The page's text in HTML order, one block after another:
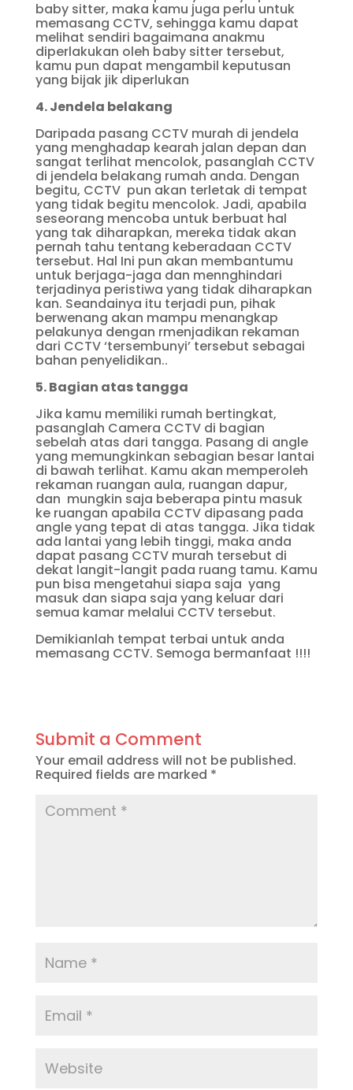
baby sitter, maka kamu juga perlu untuk
memasang CCTV, sehingga kamu dapat
melihat sendiri bagaimana anakmu
diperlakukan oleh baby sitter tersebut,
kamu pun dapat mengambil keputusan
yang bijak jik diperlukan
4. Jendela belakang
Daripada pasang CCTV murah di jendela
yang menghadap kearah jalan depan dan
sangat terlihat mencolok, pasanglah CCTV
di jendela belakang rumah anda. Dengan
begitu, CCTV pun akan terletak di tempat
yang tidak begitu mencolok. Jadi, apabila
seseorang mencoba untuk berbuat hal
yang tak diharapkan, mereka tidak akan
pernah tahu tentang keberadaan CCTV
tersebut. Hal Ini pun akan membantumu
untuk berjaga-jaga dan mennghindari
terjadinya peristiwa yang tidak diharapkan
kan. Seandainya itu terjadi pun, pihak
berwenang akan mampu menangkap
pelakunya dengan rmenjadikan rekaman
dari CCTV ‘tersembunyi’ tersebut sebagai
bahan penyelidikan..
5. Bagian atas tangga
Jika kamu memiliki rumah bertingkat,
pasanglah Camera CCTV di bagian
sebelah atas dari tangga. Pasang di angle
yang memungkinkan sebagian besar lantai
di bawah terlihat. Kamu akan memperoleh
rekaman ruangan aula, ruangan dapur,
dan mungkin saja beberapa pintu masuk
ke ruangan apabila CCTV dipasang pada
angle yang tepat di atas tangga. Jika tidak
ada lantai yang lebih tinggi, maka anda
dapat pasang CCTV murah tersebut di
dekat langit-langit pada ruang tamu. Kamu
pun bisa mengetahui siapa saja yang
masuk dan siapa saja yang keluar dari
semua kamar melalui CCTV tersebut.
Demikianlah tempat terbai untuk anda
memasang CCTV. Semoga bermanfaat !!!!
Submit a Comment
Your email address will not be published.
Required fields are marked *